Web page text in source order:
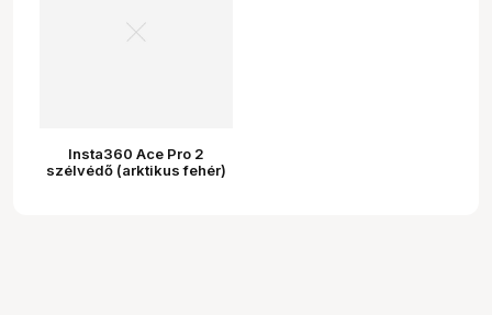
Insta360 Ace Pro 2
szélvédő (arktikus fehér)